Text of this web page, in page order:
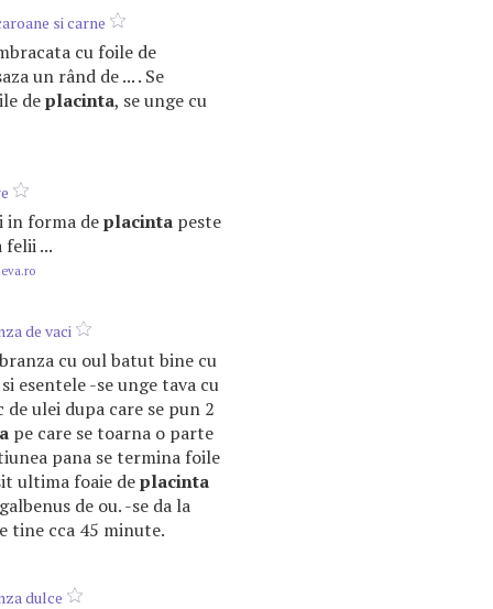
si carne
cu foile de
un rând de ... . Se
deplacinta, se unge cu
in forma deplacinta peste
felii ...
de vaci
cu oul batut bine cu
esentele -se unge tava cu
ulei dupa care se pun 2
pe care se toarna o parte
pana se termina foile
ultima foaie deplacinta
de ou. -se da la
tine cca 45 minute.
dulce